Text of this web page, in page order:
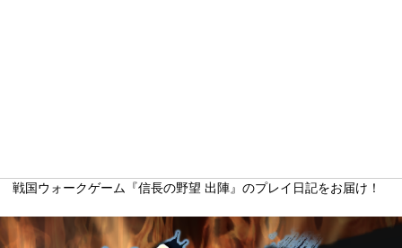
戦国ウォークゲーム『信長の野望 出陣』のプレイ日記をお届け！